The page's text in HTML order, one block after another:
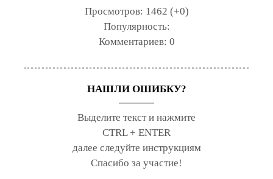
Просмотров: 1462 (+0)
Популярность:
Комментариев: 0
НАШЛИ ОШИБКУ?
Выделите текст и нажмите
CTRL + ENTER
далее следуйте инструкциям
Спасибо за участие!